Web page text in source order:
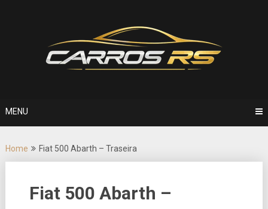
MENU
Home Fiat 500 Abarth – Traseira
Fiat 500 Abarth –